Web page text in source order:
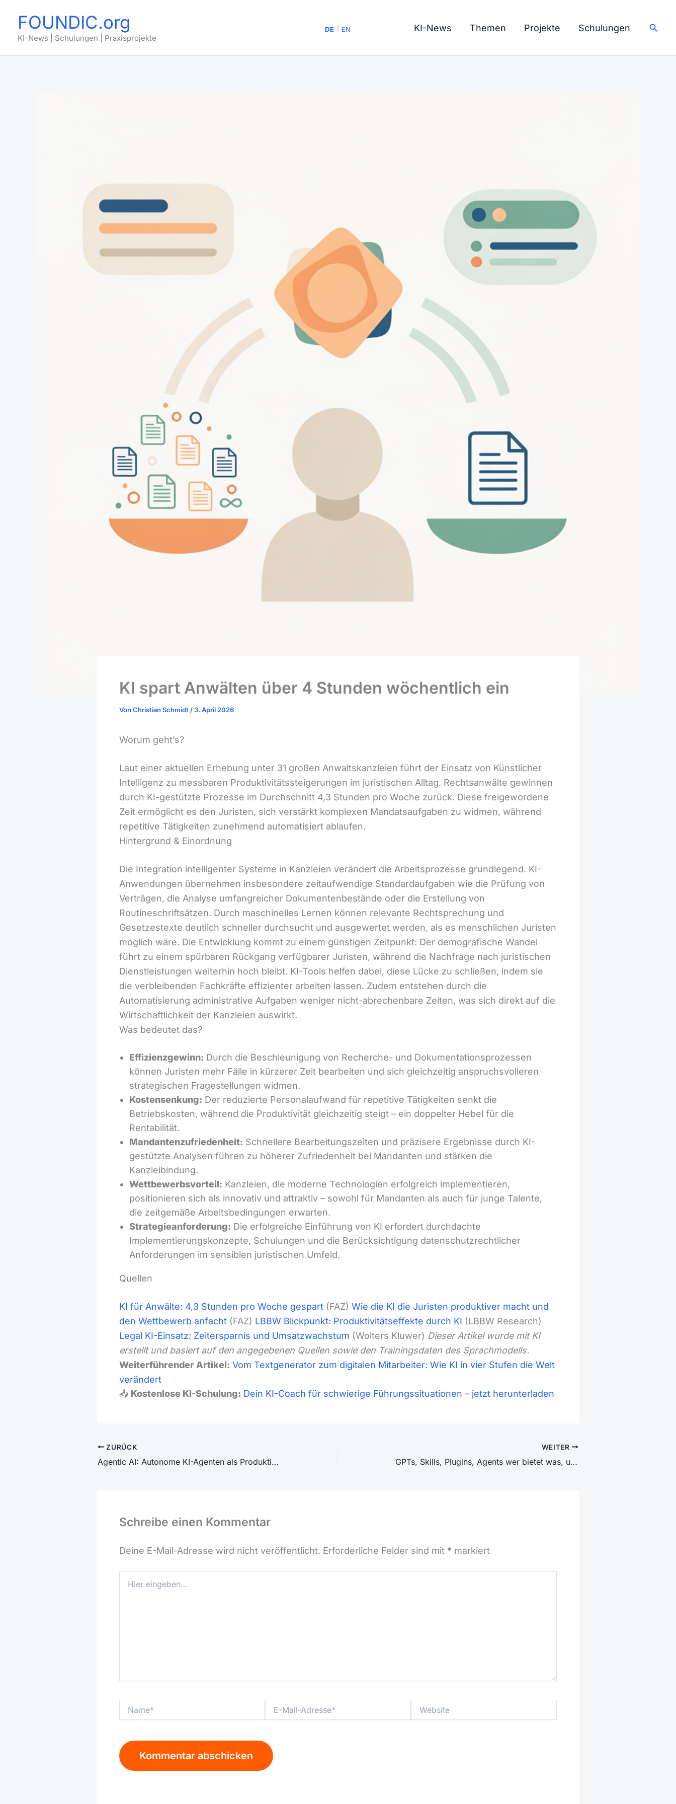
Inhalt
springen
FOUNDIC.org
KI-News | Schulungen | Praxisprojekte
KI-News Themen Projekte Schulungen
KI spart Anwälten über 4 Stunden wöchentlich ein
Von Christian Schmidt /3. April 2026
Worum geht’s?
Laut einer aktuellen Erhebung unter 31 großen Anwaltskanzleien führt der Einsatz von Künstlicher
Intelligenz zu messbaren Produktivitätssteigerungen im juristischen Alltag. Rechtsanwälte gewinnen
durch KI-gestützte Prozesse im Durchschnitt 4,3 Stunden pro Woche zurück. Diese freigewordene
Zeit ermöglicht es den Juristen, sich verstärkt komplexen Mandatsaufgaben zu widmen, während
repetitive Tätigkeiten zunehmend automatisiert ablaufen.
Hintergrund & Einordnung
Die Integration intelligenter Systeme in Kanzleien verändert die Arbeitsprozesse grundlegend. KI-
Anwendungen übernehmen insbesondere zeitaufwendige Standardaufgaben wie die Prüfung von
Verträgen, die Analyse umfangreicher Dokumentenbestände oder die Erstellung von
Routineschriftsätzen. Durch maschinelles Lernen können relevante Rechtsprechung und
Gesetzestexte deutlich schneller durchsucht und ausgewertet werden, als es menschlichen Juristen
möglich wäre. Die Entwicklung kommt zu einem günstigen Zeitpunkt: Der demografische Wandel
führt zu einem spürbaren Rückgang verfügbarer Juristen, während die Nachfrage nach juristischen
Dienstleistungen weiterhin hoch bleibt. KI-Tools helfen dabei, diese Lücke zu schließen, indem sie
die verbleibenden Fachkräfte effizienter arbeiten lassen. Zudem entstehen durch die
Automatisierung administrative Aufgaben weniger nicht-abrechenbare Zeiten, was sich direkt auf die
Wirtschaftlichkeit der Kanzleien auswirkt.
Was bedeutet das?
Effizienzgewinn: Durch die Beschleunigung von Recherche- und Dokumentationsprozessen
können Juristen mehr Fälle in kürzerer Zeit bearbeiten und sich gleichzeitig anspruchsvolleren
strategischen Fragestellungen widmen.
Kostensenkung: Der reduzierte Personalaufwand für repetitive Tätigkeiten senkt die
Betriebskosten, während die Produktivität gleichzeitig steigt – ein doppelter Hebel für die
Rentabilität.
Mandantenzufriedenheit: Schnellere Bearbeitungszeiten und präzisere Ergebnisse durch KI-
gestützte Analysen führen zu höherer Zufriedenheit bei Mandanten und stärken die
Kanzleibindung.
Wettbewerbsvorteil: Kanzleien, die moderne Technologien erfolgreich implementieren,
positionieren sich als innovativ und attraktiv – sowohl für Mandanten als auch für junge Talente,
die zeitgemäße Arbeitsbedingungen erwarten.
Strategieanforderung: Die erfolgreiche Einführung von KI erfordert durchdachte
Implementierungskonzepte, Schulungen und die Berücksichtigung datenschutzrechtlicher
Anforderungen im sensiblen juristischen Umfeld.
Quellen
KI für Anwälte: 4,3 Stunden pro Woche gespart (FAZ) Wie die KI die Juristen produktiver macht und
den Wettbewerb anfacht (FAZ) LBBW Blickpunkt: Produktivitätseffekte durch KI (LBBW Research)
Legal KI-Einsatz: Zeitersparnis und Umsatzwachstum (Wolters Kluwer) Dieser Artikel wurde mit KI
erstellt und basiert auf den angegebenen Quellen sowie den Trainingsdaten des Sprachmodells.
Weiterführender Artikel: Vom Textgenerator zum digitalen Mitarbeiter: Wie KI in vier Stufen die Welt
verändert
📥 Kostenlose KI-Schulung: Dein KI-Coach für schwierige Führungssituationen – jetzt herunterladen
ZURÜCK
Agentic AI: Autonome KI-Agenten als Produktivitätstreiber und Sicherheitsrisiko
WEITER
GPTs, Skills, Plugins, Agents wer bietet was, und was taugt es wirklich?
Schreibe einen Kommentar
Deine E-Mail-Adresse wird nicht veröffentlicht. Erforderliche Felder sind mit * markiert
eingeben…
Mail-